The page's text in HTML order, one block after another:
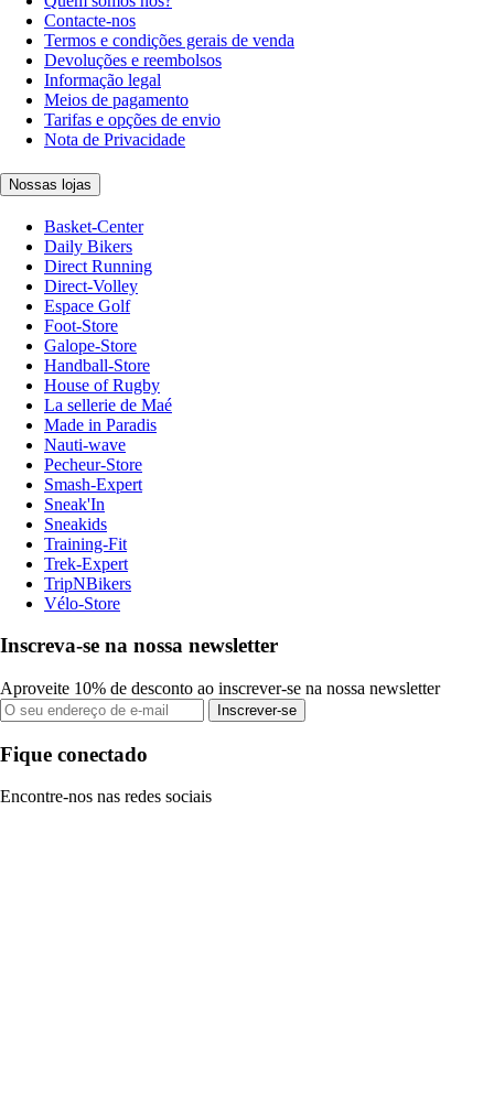
Contacte-nos
Termos e condições gerais de venda
Devoluções e reembolsos
Informação legal
Meios de pagamento
Tarifas e opções de envio
Nota de Privacidade
Nossas lojas
Basket-Center
Daily Bikers
Direct Running
Direct-Volley
Espace Golf
Foot-Store
Galope-Store
Handball-Store
House of Rugby
La sellerie de Maé
Made in Paradis
Nauti-wave
Pecheur-Store
Smash-Expert
Sneak'In
Sneakids
Training-Fit
Trek-Expert
TripNBikers
Vélo-Store
Inscreva-se na nossa newsletter
Aproveite 10% de desconto ao inscrever-se na nossa newsletter
Inscrever-se
Fique conectado
Encontre-nos nas redes sociais